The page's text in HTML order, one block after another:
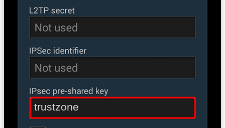
trustzone